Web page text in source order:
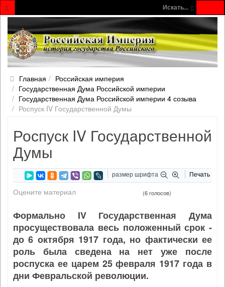
Искать...
Главная
Российская империя
Государственная Дума Российской империи
Государственная Дума Российской империи 4 созыва
Роспуск IV Государственной Думы
Роспуск IV Государственной
Думы
размер шрифта Печать
Оцените материал (6 голосов)
Формально IV Государственная Дума
просуществовала весь положенный срок -
до 6 октября 1917 года, но фактически ее
роль была сведена на нет уже после
роспуска ее царем 25 февраля 1917 года в
дни Февральской революции.